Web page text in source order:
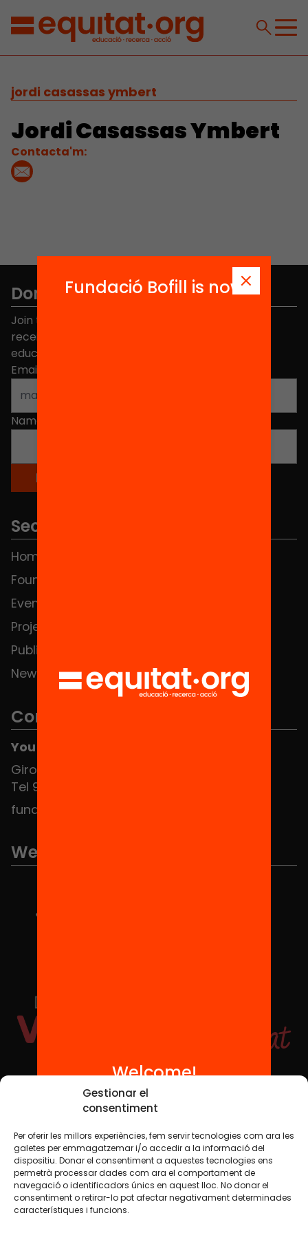
Gestionar el
consentiment
Per oferir les millors experiències, fem servir tecnologies com ara les
galetes per emmagatzemar i/o accedir a la informació del
dispositiu. Donar el consentiment a aquestes tecnologies ens
permetrà processar dades com ara el comportament de
navegació o identificadors únics en aquest lloc. No donar el
consentiment o retirar-lo pot afectar negativament determinades
característiques i funcions.
jordi casassas ymbert
Jordi Casassas Ymbert
Contacta'm:
Don't miss anything.
Join the more than 40,000 people who already
receive news about initiatives and projects for
educational change in Catalonia.
Email address
Name
Sections
Home
Foundation
Events
Projects
Publications and videos
News
Contact
You can find us at the Social HUB
Girona 34, interior 08010 Barcelona
Tel 934 588 700
fundacio@equitat.org
We are part of...
Social Media
TW YTB IG FB IN
Legal NoticeCookie Policy
Fundació Bofill is now
Welcome!